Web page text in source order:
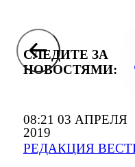
08:21 03 АПРЕЛЯ
2019
РЕДАКЦИЯ
СЛЕДИТЕ ЗА
НОВОСТЯМИ: